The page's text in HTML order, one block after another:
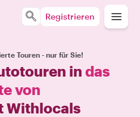
Registrieren
Touren - nur für Sie!
in das
von
Withlocals